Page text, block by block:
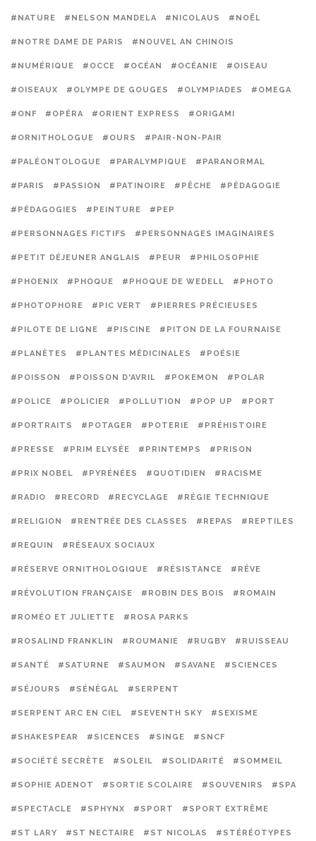
#NATURE #NELSON MANDELA #NICOLAUS #NOËL
#NOTRE DAME DE PARIS #NOUVEL AN CHINOIS
#NUMÉRIQUE #OCCE #OCÉAN #OCÉANIE #OISEAU
#OISEAUX #OLYMPE DE GOUGES #OLYMPIADES #OMEGA
#ONF #OPÉRA #ORIENT EXPRESS #ORIGAMI
#ORNITHOLOGUE #OURS #PAIR-NON-PAIR
#PALÉONTOLOGUE #PARALYMPIQUE #PARANORMAL
#PARIS #PASSION #PATINOIRE #PÊCHE #PÉDAGOGIE
#PÉDAGOGIES #PEINTURE #PEP
#PERSONNAGES FICTIFS #PERSONNAGES IMAGINAIRES
#PETIT DÉJEUNER ANGLAIS #PEUR #PHILOSOPHIE
#PHOENIX #PHOQUE #PHOQUE DE WEDELL #PHOTO
#PHOTOPHORE #PIC VERT #PIERRES PRÉCIEUSES
#PILOTE DE LIGNE #PISCINE #PITON DE LA FOURNAISE
#PLANÈTES #PLANTES MÉDICINALES #POÉSIE
#POISSON #POISSON D'AVRIL #POKEMON #POLAR
#POLICE #POLICIER #POLLUTION #POP UP #PORT
#PORTRAITS #POTAGER #POTERIE #PRÉHISTOIRE
#PRESSE #PRIM ELYSÉE #PRINTEMPS #PRISON
#PRIX NOBEL #PYRÉNÉES #QUOTIDIEN #RACISME
#RADIO #RECORD #RECYCLAGE #RÉGIE TECHNIQUE
#RELIGION #RENTRÉE DES CLASSES #REPAS #REPTILES
#REQUIN #RÉSEAUX SOCIAUX
#RÉSERVE ORNITHOLOGIQUE #RÉSISTANCE #RÊVE
#RÉVOLUTION FRANÇAISE #ROBIN DES BOIS #ROMAIN
#ROMÉO ET JULIETTE #ROSA PARKS
#ROSALIND FRANKLIN #ROUMANIE #RUGBY #RUISSEAU
#SANTÉ #SATURNE #SAUMON #SAVANE #SCIENCES
#SÉJOURS #SÉNÉGAL #SERPENT
#SERPENT ARC EN CIEL #SEVENTH SKY #SEXISME
#SHAKESPEAR #SICENCES #SINGE #SNCF
#SOCIÉTÉ SECRÈTE #SOLEIL #SOLIDARITÉ #SOMMEIL
#SOPHIE ADENOT #SORTIE SCOLAIRE #SOUVENIRS #SPA
#SPECTACLE #SPHYNX #SPORT #SPORT EXTRÊME
#ST LARY #ST NECTAIRE #ST NICOLAS #STÉRÉOTYPES